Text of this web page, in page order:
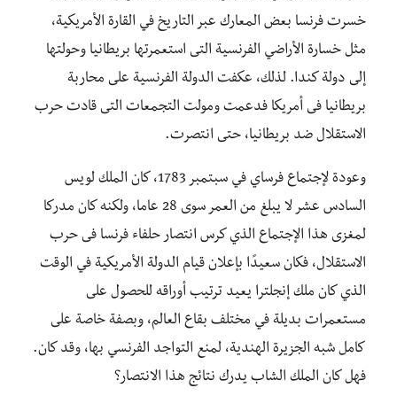
خسرت فرنسا بعض المعارك عبر التاريخ في القارة الأمريكية،
مثل خسارة الأراضي الفرنسية التى استعمرتها بريطانيا وحولتها
إلى دولة كندا. لذلك، عكفت الدولة الفرنسية على محاربة
بريطانيا فى أمريكا فدعمت ومولت التجمعات التى قادت حرب
الاستقلال ضد بريطانيا، حتى انتصرت.
وعودة لإجتماع فرساي في سبتمبر 1783، كان الملك لويس
السادس عشر لا يبلغ من العمر سوى 28 عاما، ولكنه كان مدركا
لمغزى هذا الإجتماع الذي كرس انتصار حلفاء فرنسا فى حرب
الاستقلال، فكان سعيدًا بإعلان قيام الدولة الأمريكية في الوقت
الذي كان ملك إنجلترا يعيد ترتيب أوراقه للحصول على
مستعمرات بديلة في مختلف بقاع العالم، وبصفة خاصة على
كامل شبه الجزيرة الهندية، لمنع التواجد الفرنسي بها، وقد كان.
فهل كان الملك الشاب يدرك نتائج هذا الانتصار؟